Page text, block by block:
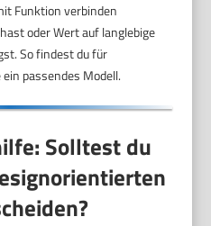
Funktion verbinden
oder Wert auf langlebige
So findest du für
passendes Modell.
Solltest du